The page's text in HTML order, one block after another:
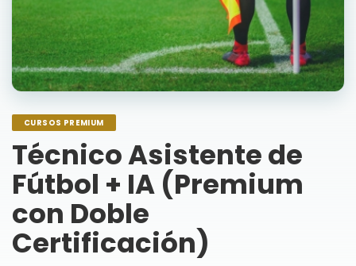
CURSOS PREMIUM
Técnico Asistente de
Fútbol + IA (Premium
con Doble
Certificación)